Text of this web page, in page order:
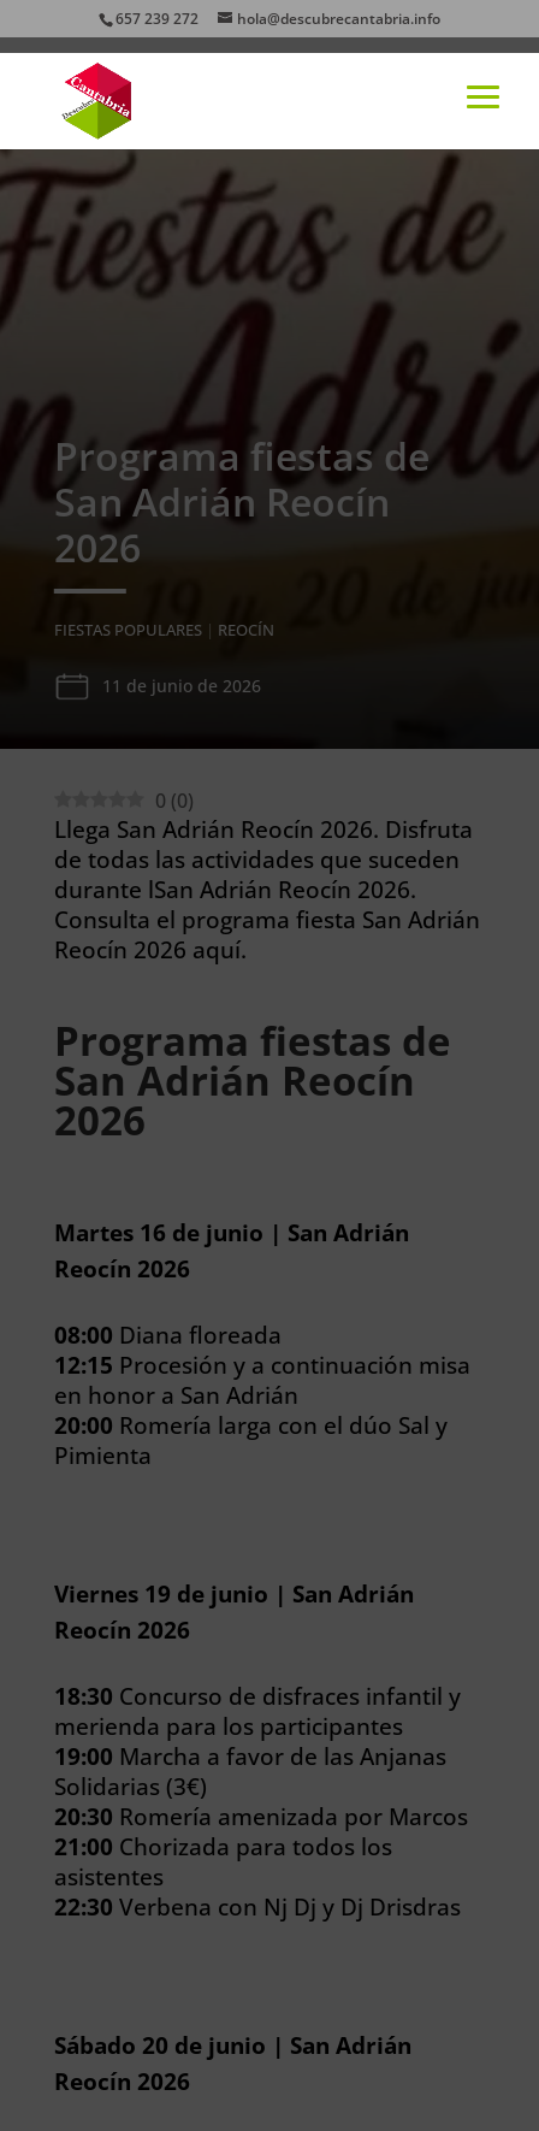
657 239 272 hola@descubrecantabria.info
Programa fiestas de
San Adrián Reocín
2026
FIESTAS POPULARES| REOCÍN
11 de junio de 2026
0 (0)
Llega San Adrián Reocín 2026. Disfruta
de todas las actividades que suceden
durante lSan Adrián Reocín 2026.
Consulta el programa fiesta San Adrián
Reocín 2026 aquí.
Programa fiestas de
San Adrián Reocín
2026
Martes 16 de junio | San Adrián
Reocín 2026
08:00 Diana floreada
12:15 Procesión y a continuación misa
en honor a San Adrián
20:00 Romería larga con el dúo Sal y
Pimienta
Viernes 19 de junio | San Adrián
Reocín 2026
18:30 Concurso de disfraces infantil y
merienda para los participantes
19:00 Marcha a favor de las Anjanas
Solidarias (3€)
20:30 Romería amenizada por Marcos
21:00 Chorizada para todos los
asistentes
22:30 Verbena con Nj Dj y Dj Drisdras
Sábado 20 de junio | San Adrián
Reocín 2026